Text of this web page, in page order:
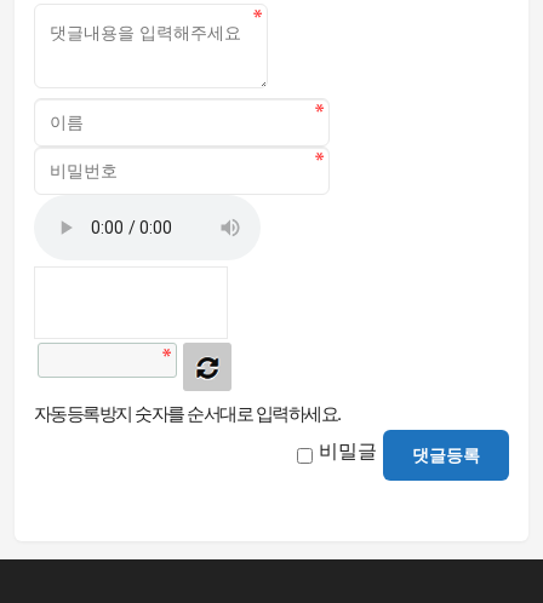
자동등록방지 숫자를 순서대로 입력하세요.
비밀글 댓글등록